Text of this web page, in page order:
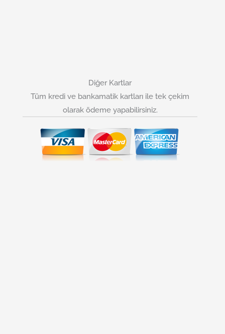
Diğer Kartlar
Tüm kredi ve bankamatik kartları ile tek çekim
olarak ödeme yapabilirsiniz.